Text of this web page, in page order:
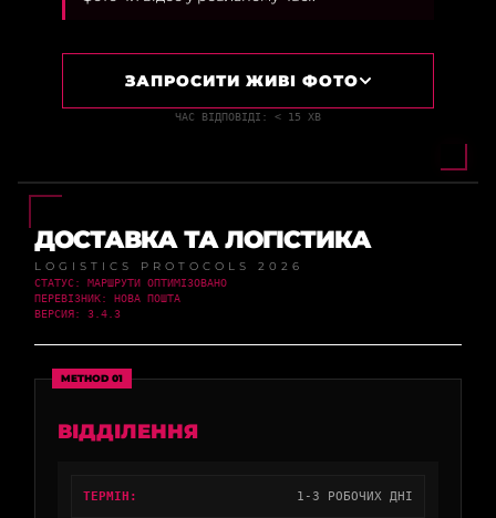
ЗАПРОСИТИ ЖИВІ ФОТО
ЧАС ВІДПОВІДІ: < 15 ХВ
ДОСТАВКА ТА ЛОГІСТИКА
LOGISTICS PROTOCOLS 2026
СТАТУС: МАРШРУТИ ОПТИМІЗОВАНО
ПЕРЕВІЗНИК: НОВА ПОШТА
ВЕРСИЯ: 3.4.3
METHOD 01
ВІДДІЛЕННЯ
ТЕРМІН: 1-3 РОБОЧИХ ДНІ